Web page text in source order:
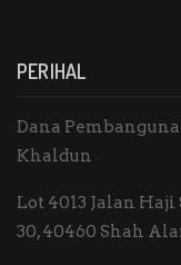
PERIHAL
Dana
Khaldun
Lot 4013 Jalan Haji
30, 40460 Shah